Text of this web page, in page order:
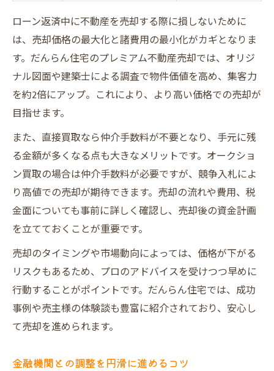
ローン返済中に不動産を売却する際に損しないために
は、売却価格の最大化と諸費用の最小化がカギとなりま
す。だんらん住宅のプレミアム不動産売却では、オリジ
ナル図面や建築士による調査で物件価値を高め、集客力
を約2倍にアップ。これにより、より高い価格での売却が
目指せます。
また、直接買取なら仲介手数料が不要となり、手元に残
る金額が多くなる点も大きなメリットです。オークショ
ン買取の場合は仲介手数料が必要ですが、競争入札によ
り高値での売却が期待できます。売却の流れや費用、税
金面についても事前に詳しく確認し、売却後の資金計画
を立てておくことが重要です。
売却のタイミングや市場動向によっては、価格が下がる
リスクもあるため、プロのアドバイスを受けつつ早めに
行動することがポイントです。だんらん住宅では、成功
事例や売主様の体験談も豊富に紹介されており、安心し
て売却を進められます。
金融機関との調整を円滑に進めるコツ